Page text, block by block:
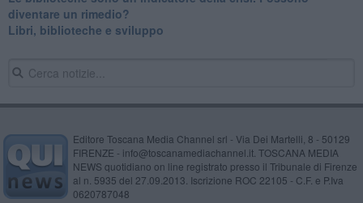
diventare un rimedio?
​Libri, biblioteche e sviluppo
Editore Toscana Media Channel srl - Via Dei Martelli, 8 - 50129
FIRENZE - info@toscanamediachannel.it. TOSCANA MEDIA
NEWS quotidiano on line registrato presso il Tribunale di Firenze
al n. 5935 del 27.09.2013. Iscrizione ROC 22105 - C.F. e P.Iva
0620787048